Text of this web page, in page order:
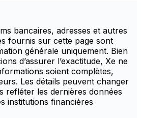
bancaires, adresses et autres
fournis sur cette page sont
générale uniquement. Bien
d’assurer l’exactitude, Xe ne
soient complètes,
Les détails peuvent changer
refléter les dernières données
institutions financières